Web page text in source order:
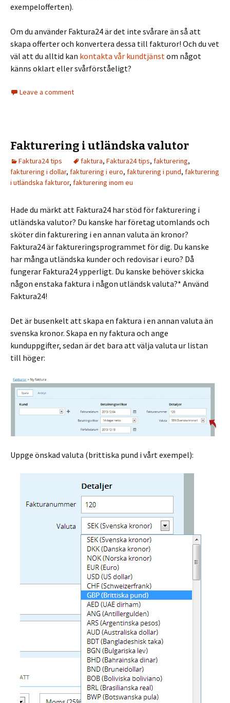
exempelofferten).
Om du använder Faktura24 är det inte svårare än så att
skapa offerter och konvertera dessa till fakturor! Och du vet
väl att du alltid kan kontakta vår kundtjänst om något
känns oklart eller svårförståeligt?
Leave a comment
Fakturering i utländska valutor
Faktura24 tips faktura, Faktura24 tips, fakturering,
fakturering i dollar, fakturering i euro, fakturering i pund, fakturering
i utländska fakturor, fakturering inom eu
Hade du märkt att Faktura24 har stöd för fakturering i
utländska valutor? Du kanske har företag utomlands och
sköter din fakturering i en annan valuta än kronor?
Faktura24 är faktureringsprogrammet för dig. Du kanske
har många utländska kunder och redovisar i euro? Då
fungerar Faktura24 ypperligt. Du kanske behöver skicka
någon enstaka faktura i någon utländsk valuta?* Använd
Faktura24!
Det är busenkelt att skapa en faktura i en annan valuta än
svenska kronor. Skapa en ny faktura och ange
kunduppgifter, sedan är det bara att välja valuta ur listan
till höger:
Uppge önskad valuta (brittiska pund i vårt exempel):